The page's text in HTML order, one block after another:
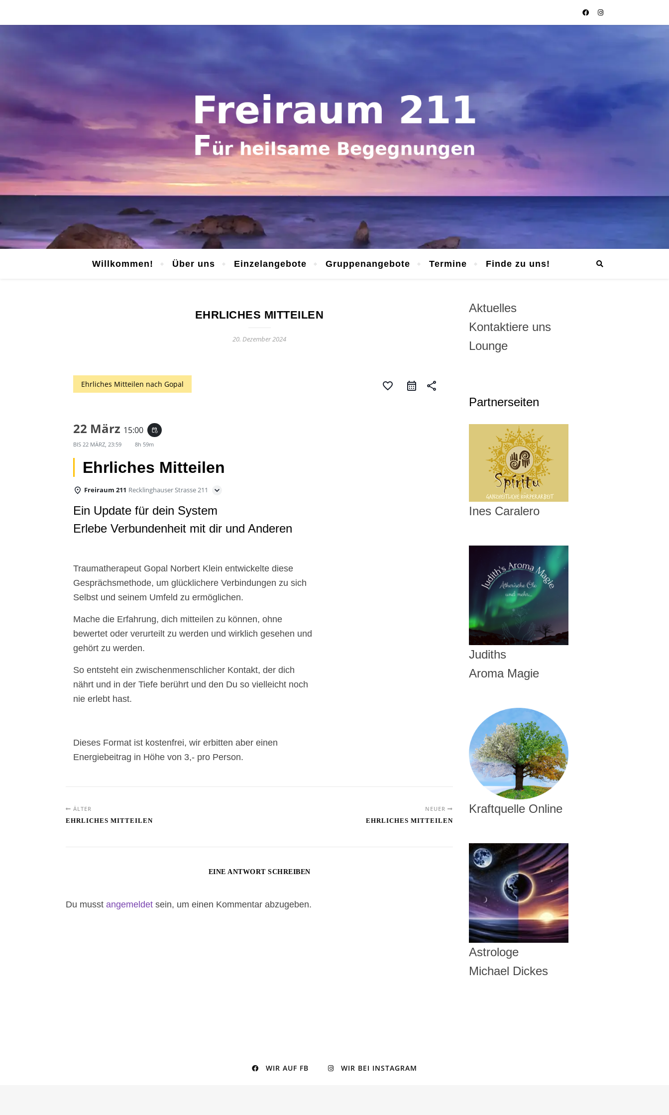
Willkommen! Über uns Einzelangebote Gruppenangebote Termine Finde zu uns!
EHRLICHES MITTEILEN
20. Dezember 2024
Ehrliches Mitteilen nach Gopal favorite_border share
22 März 15:00 event_repeat
BIS 22 MÄRZ, 23:59 8h 59m
Ehrliches Mitteilen
Freiraum 211 Recklinghauser Strasse 211
Ein Update für dein System
Erlebe Verbundenheit mit dir und Anderen
Traumatherapeut Gopal Norbert Klein entwickelte diese
Gesprächsmethode, um glücklichere Verbindungen zu sich
Selbst und seinem Umfeld zu ermöglichen.
Mache die Erfahrung, dich mitteilen zu können, ohne
bewertet oder verurteilt zu werden und wirklich gesehen und
gehört zu werden.
So entsteht ein zwischenmenschlicher Kontakt, der dich
nährt und in der Tiefe berührt und den Du so vielleicht noch
nie erlebt hast.
Dieses Format ist kostenfrei, wir erbitten aber einen
Energiebeitrag in Höhe von 3,- pro Person.
ÄLTER
EHRLICHES MITTEILEN
NEUER
EHRLICHES MITTEILEN
EINE ANTWORT SCHREIBEN
Du musst angemeldet sein, um einen Kommentar abzugeben.
Aktuelles
Kontaktiere uns
Lounge
Partnerseiten
Ines Caralero
Judiths
Aroma Magie
Kraftquelle Online
Astrologe
Michael Dickes
WIR AUF FB WIR BEI INSTAGRAM